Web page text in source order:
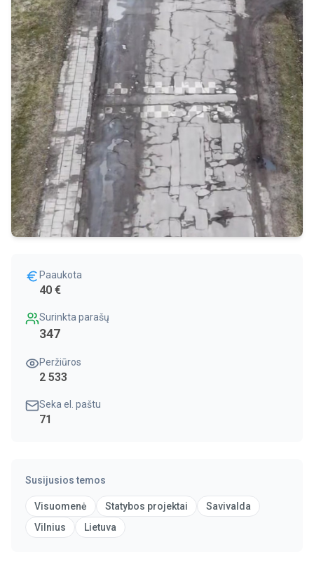
Paaukota
40 €
Surinkta parašų
347
Peržiūros
2 533
Seka el. paštu
71
Susijusios temos
Visuomenė Statybos projektai
Savivalda
Vilnius
Lietuva